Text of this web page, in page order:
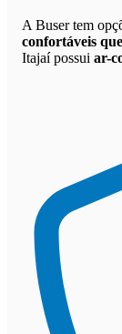
A Buser tem
confortáveis
Itajaí possui ar-